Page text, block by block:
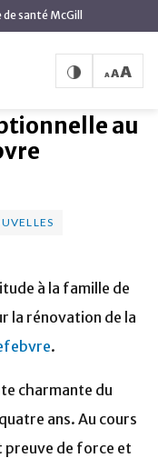
santé McGill
au
à la famille de
la rénovation de la
.
charmante du
ans. Au cours
preuve de force et